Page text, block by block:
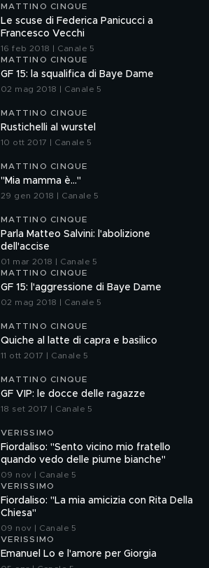
MATTINO CINQUE
Le scuse di Federica Panicucci a
Francesco Vecchi
16 feb 2018 | Canale 5
MATTINO CINQUE
GF 15: la squalifica di Baye Dame
02 mag 2018 | Canale 5
MATTINO CINQUE
Rustichelli al wurstel
10 ott 2017 | Canale 5
MATTINO CINQUE
"Mia mamma è..."
29 gen 2018 | Canale 5
MATTINO CINQUE
Parla Matteo Salvini: l'abolizione
dell'accise
01 mar 2018 | Canale 5
MATTINO CINQUE
GF 15: l'aggressione di Baye Dame
02 mag 2018 | Canale 5
MATTINO CINQUE
Quiche al latte di capra e basilico
11 ott 2017 | Canale 5
MATTINO CINQUE
GF VIP: le docce delle ragazze
18 set 2017 | Canale 5
VERISSIMO
Fiordaliso: "Sento vicino mio fratello
quando vedo delle piume bianche"
09 nov | Canale 5
VERISSIMO
Fiordaliso: "La mia amicizia con Rita Della
Chiesa"
09 nov | Canale 5
VERISSIMO
Emanuel Lo e l'amore per Giorgia